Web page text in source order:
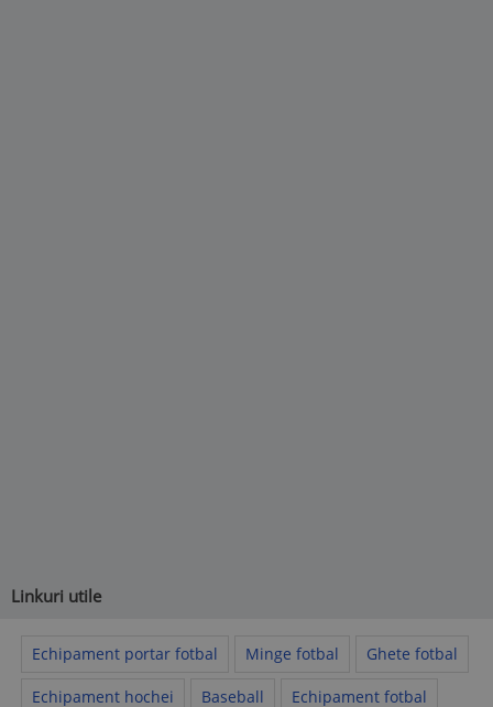
Linkuri utile
Echipament portar fotbal Minge fotbal Ghete fotbal
Echipament hochei Baseball Echipament fotbal